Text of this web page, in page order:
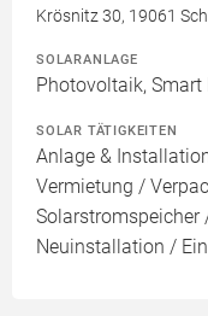
Krösnitz 30, 19061
SOLARANLAGE
Photovoltaik, Smart
SOLAR TÄTIGKEITEN
Anlage &
Vermietung /
Solarstromspeicher
Neuinstallation /